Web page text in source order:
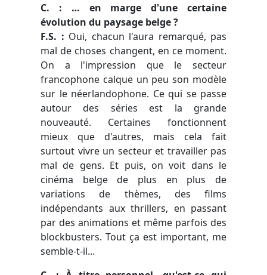
C. : … en marge d'une certaine
évolution du paysage belge ?
F.S. : Oui, chacun l'aura remarqué, pas
mal de choses changent, en ce moment.
On a l'impression que le secteur
francophone calque un peu son modèle
sur le néerlandophone. Ce qui se passe
autour des séries est la grande
nouveauté. Certaines fonctionnent
mieux que d'autres, mais cela fait
surtout vivre un secteur et travailler pas
mal de gens. Et puis, on voit dans le
cinéma belge de plus en plus de
variations de thèmes, des films
indépendants aux thrillers, en passant
par des animations et même parfois des
blockbusters. Tout ça est important, me
semble-t-il...